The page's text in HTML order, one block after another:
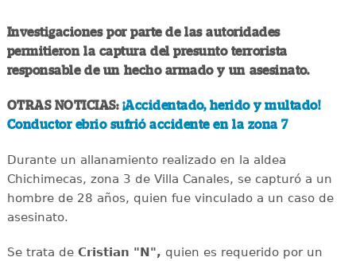
Investigaciones por parte de las autoridades
permitieron la captura del presunto terrorista
responsable de un hecho armado y un asesinato.
OTRAS NOTICIAS: ¡Accidentado, herido y multado!
Conductor ebrio sufrió accidente en la zona 7
Durante un allanamiento realizado en la aldea
Chichimecas, zona 3 de Villa Canales, se capturó a un
hombre de 28 años, quien fue vinculado a un caso de
asesinato.
Se trata deCristian "N", quien es requerido por un